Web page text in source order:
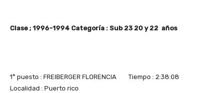
Clase ; 1996-1994 Categoría : Sub 23 20 y 22 años
1° puesto : FREIBERGER FLORENCIA Tiempo : 2:38:08
Localidad : Puerto rico